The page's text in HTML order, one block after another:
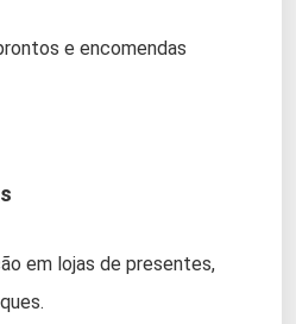
e encomendas
em lojas de presentes,